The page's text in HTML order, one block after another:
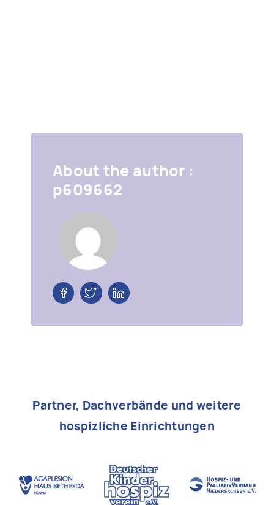
About the author :
p609662
Partner, Dachverbände und weitere
hospizliche Einrichtungen